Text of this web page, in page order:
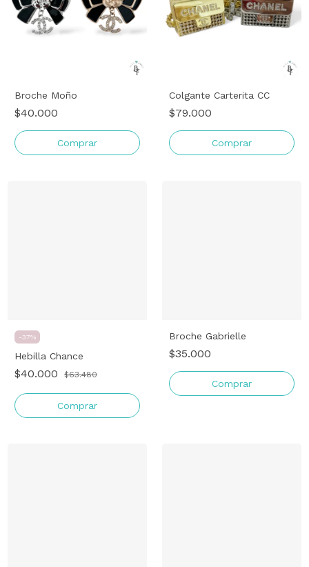
Broche Moño
$40.000
Comprar
Colgante Carterita CC
$79.000
Comprar
-37%
Hebilla Chance
$40.000 $63.480
Broche Gabrielle
$35.000